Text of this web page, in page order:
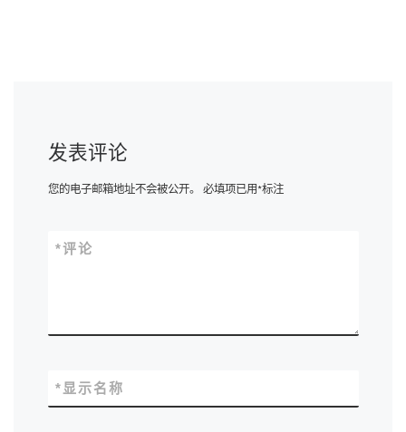
发表评论
您的电子邮箱地址不会被公开。 必填项已用*标注
评论
*
显示名称
*